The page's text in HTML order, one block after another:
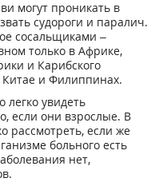
могут проникать в
судороги и паралич.
сосальщиками –
только в Африке,
и Карибского
Китае и Филиппинах.
увидеть
если они взрослые. В
рассмотреть, если же
больного есть
нет,